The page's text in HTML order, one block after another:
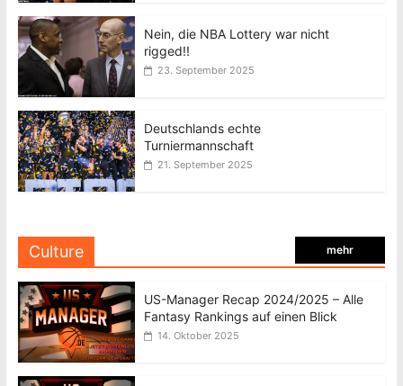
Nein, die NBA Lottery war nicht
rigged!!
23. September 2025
Deutschlands echte
Turniermannschaft
21. September 2025
Culture mehr
US-Manager Recap 2024/2025 – Alle
Fantasy Rankings auf einen Blick
14. Oktober 2025